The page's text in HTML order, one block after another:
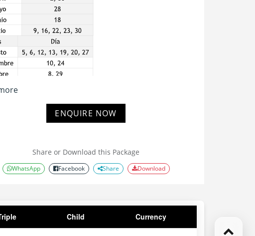
y 4 noches visitando Letonia y Estonia:
de Hospedaje enRigacon Desayuno incluido
ENQUIRE NOW
Share or Download this Package
WhatsApp Facebook Share Download
Child Currency